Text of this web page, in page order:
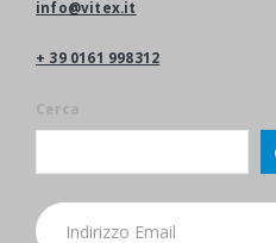
info@vitex.it
+ 39 0161 998312
Cerca